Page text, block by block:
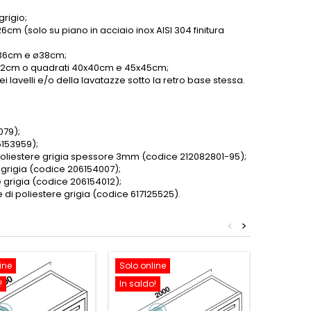
(solo su piano in acciaio inox AISI 304 finitura
e ø38cm;
o quadrati 40x40cm e 45x45cm;
lavelli e/o della lavatazze sotto la retro base stessa.
grigia spessore 3mm (codice 212082801-95);
(codice 206154007);
(codice 206154012);
poliestere grigia (codice 617125525).
>
<
Solo online
In saldo!